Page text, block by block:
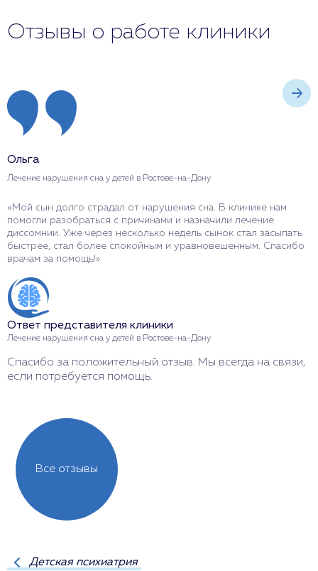
Отзывы о работе клиники
Ольга
Лечение нарушения сна у детей в Ростове-на-Дону
«Мой сын долго страдал от нарушения сна. В клинике нам
помогли разобраться с причинами и назначили лечение
диссомнии. Уже через несколько недель сынок стал засыпать
быстрее, стал более спокойным и уравновешенным. Спасибо
врачам за помощь!»
Ответ представителя клиники
Лечение нарушения сна у детей в Ростове-на-Дону
Спасибо за положительный отзыв. Мы всегда на связи,
если потребуется помощь.
Все отзывы
Детская психиатрия